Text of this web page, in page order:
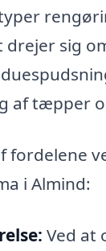
drejer sig
af tæpper
fordelene
i Almind:
Ved at